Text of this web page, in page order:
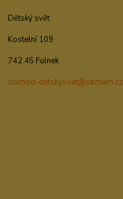
Dětský svět
Kostelní 109
742 45 Fulnek
obchod-detskysvet@seznam.cz